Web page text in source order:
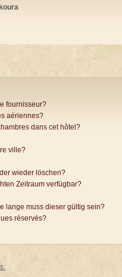
fournisseur?
aériennes?
dans cet hôtel?
ville?
wieder löschen?
Zeitraum verfügbar?
lange muss dieser gültig sein?
réservés?